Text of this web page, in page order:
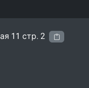
11 стр. 2